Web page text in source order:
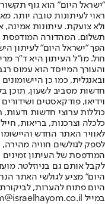
"ישראל היום" הוא גוף
ראוי לעיתונות טובה יותר,
ולא צועקת. עיתונות אמינה,
הפך "ישראל היום" לעיתון
חול. מו"ל העיתון היא ד"ר
והעורך המייסד הוא עמוס
חדשות מסביב לשעון, תוכן
וידיאו, פודקאסטים
כוללות ערוצי חדשות ודעות,
לאוויר האתר החדש
לספק לגולשים חוויה
המודפסת של העיתון
לקבל אותם גם בניוזלטר.
היום" מציע לגולשי האתר
היום פתוח להערות,
במייל hayom@israelhayom.co.il.